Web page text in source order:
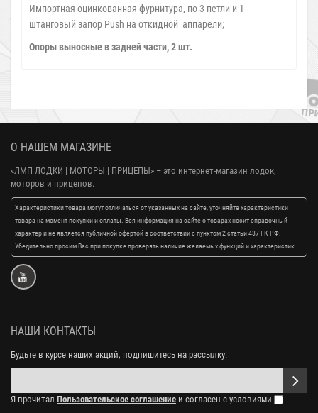
Импортная оцинкованная фурнитура, по 3 петли и 1
штанговый запор Push на откидной аппарели;
Опоры выносные в задней части, 2 шт.
О НАШЕМ МАГАЗИНЕ
«ЛМП ЛОДКИ | МОТОРЫ | ПРИЦЕПЫ» – это интернет-магазин лодок,
моторов и прицепов.
Характеристики товара могут отличаться от указанных на сайте, уточняйте характеристики
товара на момент покупки и оплаты. Вся информация на сайте о товарах носит справочный
характер и не является публичной офертой в соответствии с пунктом 2 статьи 437 ГК РФ.
Убедительно просим Вас при покупке проверять наличие желаемых функций и характеристик.
НАШИ КОНТАКТЫ
Будьте в курсе наших акций, подпишитесь на рассылку:
Я прочитал Пользовательское соглашение и согласен с условиями